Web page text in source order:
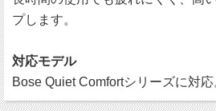
プします。
対応モデル
Bose Quiet Comfortシリーズに対応